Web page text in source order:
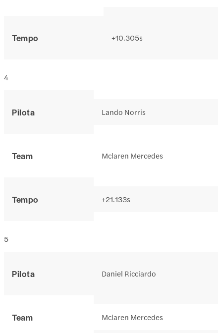
Tempo +10.305s
Pilota
Team
Tempo
4
Lando Norris
Mclaren Mercedes
+21.133s
Pilota
Team
5
Daniel Ricciardo
Mclaren Mercedes